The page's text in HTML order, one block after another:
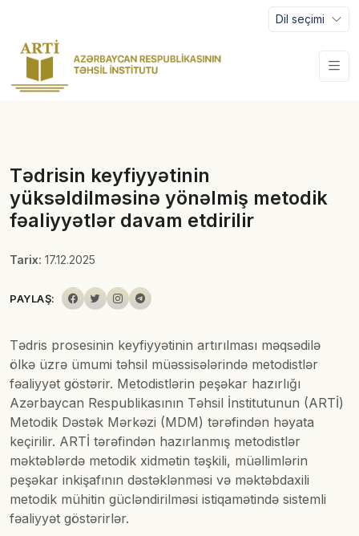
Dil seçimi
Tədrisin keyfiyyətinin
yüksəldilməsinə yönəlmiş metodik
fəaliyyətlər davam etdirilir
Tarix: 17.12.2025
PAYLAŞ:
Tədris prosesinin keyfiyyətinin artırılması məqsədilə
ölkə üzrə ümumi təhsil müəssisələrində metodistlər
fəaliyyət göstərir. Metodistlərin peşəkar hazırlığı
Azərbaycan Respublikasının Təhsil İnstitutunun (ARTİ)
Metodik Dəstək Mərkəzi (MDM) tərəfindən həyata
keçirilir. ARTİ tərəfindən hazırlanmış metodistlər
məktəblərdə metodik xidmətin təşkili, müəllimlərin
peşəkar inkişafının dəstəklənməsi və məktəbdaxili
metodik mühitin gücləndirilməsi istiqamətində sistemli
fəaliyyət göstərirlər.